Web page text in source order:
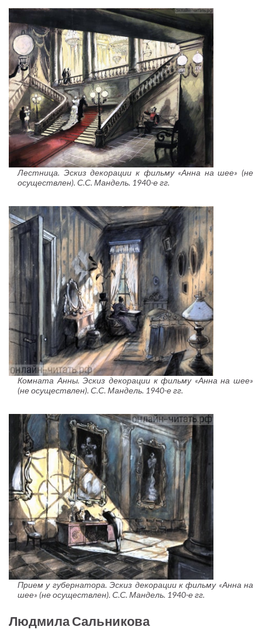
Лестница. Эскиз декорации к фильму «Анна на шее» (не
осуществлен). С.С. Мандель. 1940-е гг.
Комната Анны. Эскиз декорации к фильму «Анна на шее»
(не осуществлен). С.С. Мандель. 1940-е гг.
Прием у губернатора. Эскиз декорации к фильму «Анна на
шее» (не осуществлен). С.С. Мандель. 1940-е гг.
Людмила Сальникова